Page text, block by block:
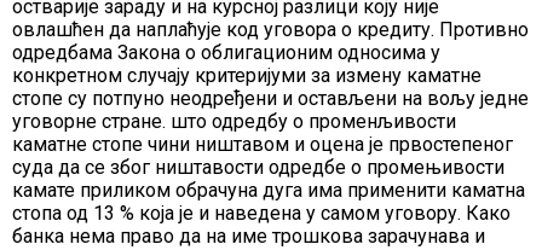
остварије зараду и на курсној разлици коју није
овлашћен да наплаћује код уговора о кредиту. Противно
одредбама Закона о облигационим односима у
конкретном случају критеријуми за измену каматне
стопе су потпуно неодређени и остављени на вољу једне
уговорне стране. што одредбу о променљивости
каматне стопе чини ништавом и оцена је првостепеног
суда да се због ништавости одредбе о промењивости
камате приликом обрачуна дуга има применити каматна
стопа од 13 % која је и наведена у самом уговору. Како
банка нема право да на име трошкова зарачунава и